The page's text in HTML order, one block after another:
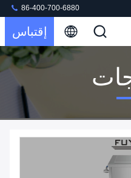
86-400-700-6880
إقتباس